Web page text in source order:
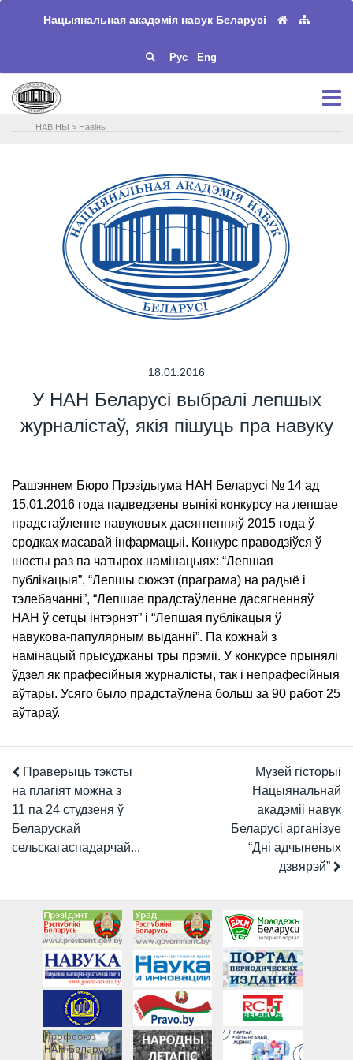
Нацыянальная акадэмія навук Беларусі
Рус Eng
НАВIНЫ > Навіны
18.01.2016
У НАН Беларусі выбралі лепшых
журналістаў, якія пішуць пра навуку
Рашэннем Бюро Прэзідыума НАН Беларусі № 14 ад
15.01.2016 года падведзены вынікі конкурсу на лепшае
прадстаўленне навуковых дасягненняў 2015 года ў
сродках масавай інфармацыі. Конкурс праводзіўся ў
шосты раз па чатырох намінацыях: “Лепшая
публікацыя”, “Лепшы сюжэт (праграма) на радыё і
тэлебачанні”, “Лепшае прадстаўленне дасягненняў
НАН ў сетцы інтэрнэт” і “Лепшая публікацыя ў
навукова-папулярным выданні”. Па кожнай з
намінацый прысуджаны тры прэміі. У конкурсе прынялі
ўдзел як прафесійныя журналісты, так і непрафесійныя
аўтары. Усяго было прадстаўлена больш за 90 работ 25
аўтараў.
Праверыць тэксты
на плагіят можна з
11 па 24 студзеня ў
Беларускай
сельскагаспадарчай...
Музей гісторыі
Нацыянальнай
акадэміі навук
Беларусі арганізуе
“Дні адчыненых
дзвярэй”